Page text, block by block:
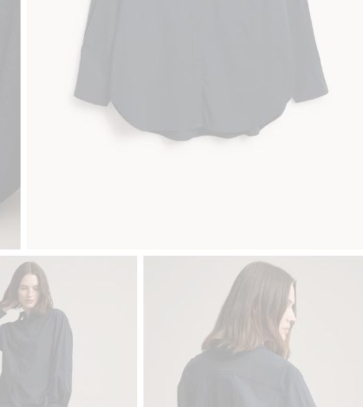
Klubowiczu darmowa dostawa od 150 zł Kup teraz, a